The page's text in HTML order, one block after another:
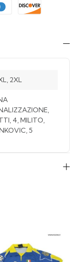
2XL
4, MILITO,
5